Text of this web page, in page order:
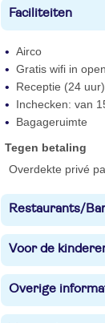
Faciliteiten
Airco
Gratis wifi in
Receptie (24 uur)
Inchecken: van
Bagageruimte
Tegen betaling
Overdekte privé
Restaurants/
Voor de
Overige